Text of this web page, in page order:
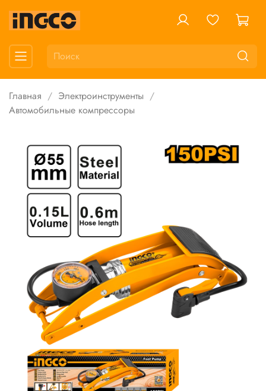
Главная
Электроинструменты
Автомобильные компрессоры